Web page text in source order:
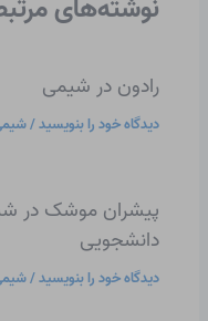
نوشته‌های
رادون در شیمی
دیدگاه‌ خود را بنویسید/
پیشران موشک در
دانشجویی
دیدگاه‌ خود را بنویسید/